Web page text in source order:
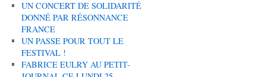
UN CONCERT DE SOLIDARITÉ
DONNÉ PAR RÉSONNANCE
FRANCE
UN PASSE POUR TOUT LE
FESTIVAL !
FABRICE EULRY AU PETIT-